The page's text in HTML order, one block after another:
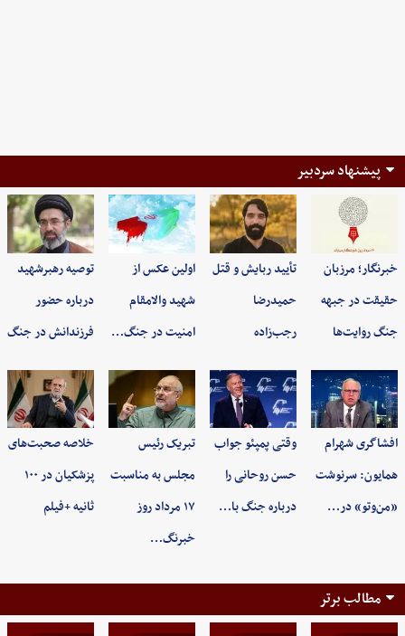
پیشنهاد سردبیر
خبرنگار؛ مرزبان
حقیقت در جبهه
جنگ روایت‌ها
تأیید ربایش و قتل
حمیدرضا
رجب‌زاده
اولین عکس از
شهید والامقام
امنیت در جنگ…
توصیه رهبرشهید
درباره حضور
فرزندانش در جنگ
افشاگری شهرام
همایون: سرنوشت
«من‌وتو» در…
وقتی پمپئو جواب
حسن روحانی را
درباره جنگ با…
تبریک رئیس
مجلس به مناسبت
۱۷ مرداد روز
خبرنگ…
خلاصه صحبت‌های
پزشکیان در ۱۰۰
ثانیه +فیلم
مطالب برتر